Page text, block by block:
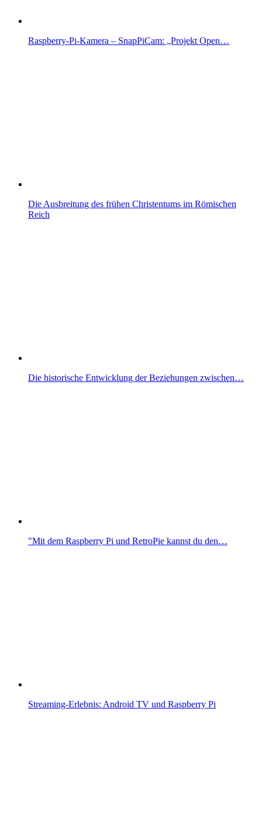
Raspberry-Pi-Kamera – SnapPiCam: „Projekt Open…
Die Ausbreitung des frühen Christentums im Römischen
Reich
Die historische Entwicklung der Beziehungen zwischen…
"Mit dem Raspberry Pi und RetroPie kannst du den…
Streaming-Erlebnis: Android TV und Raspberry Pi